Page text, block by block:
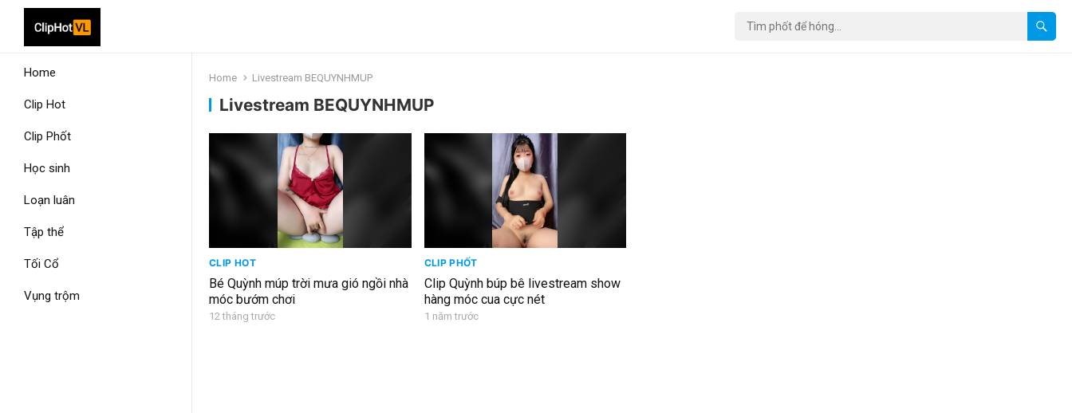
Home
Clip Hot
Clip Phốt
Học sinh
Loạn luân
Tập thể
Tối Cổ
Vụng trộm
Home Livestream BEQUYNHMUP
Livestream BEQUYNHMUP
CLIP HOT
Bé Quỳnh múp trời mưa gió ngồi nhà
móc bướm chơi
12 tháng trước
CLIP PHỐT
Clip Quỳnh búp bê livestream show
hàng móc cua cực nét
1 năm trước